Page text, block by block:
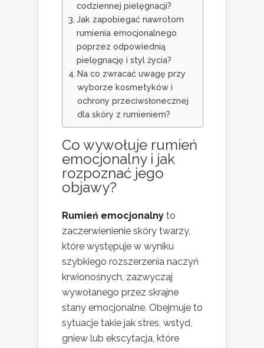
codziennej pielęgnacji?
Jak zapobiegać nawrotom
rumienia emocjonalnego
poprzez odpowiednią
pielęgnację i styl życia?
Na co zwracać uwagę przy
wyborze kosmetyków i
ochrony przeciwsłonecznej
dla skóry z rumieniem?
Co wywołuje rumień
emocjonalny i jak
rozpoznać jego
objawy?
Rumień emocjonalny to
zaczerwienienie skóry twarzy,
które występuje w wyniku
szybkiego rozszerzenia naczyń
krwionośnych, zazwyczaj
wywołanego przez skrajne
stany emocjonalne. Obejmuje to
sytuacje takie jak stres, wstyd,
gniew lub ekscytacja, które